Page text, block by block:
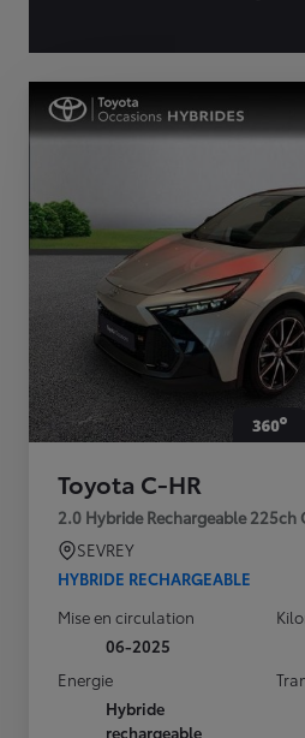
Toyota C-HR
2.0 Hybride Rechargeable 225ch
SEVREY
HYBRIDE RECHARGEABLE
Mise en circulation
06-2025
Energie
Hybride
rechargeable